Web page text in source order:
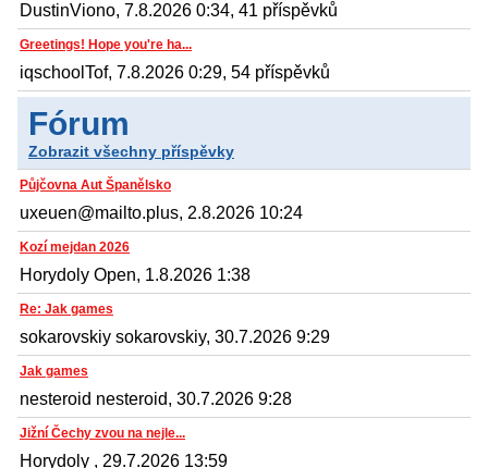
DustinViono, 7.8.2026 0:34, 41 příspěvků
Greetings! Hope you're ha...
iqschoolTof, 7.8.2026 0:29, 54 příspěvků
Fórum
Zobrazit všechny příspěvky
Půjčovna Aut Španělsko
uxeuen@mailto.plus, 2.8.2026 10:24
Kozí mejdan 2026
Horydoly Open, 1.8.2026 1:38
Re: Jak games
sokarovskiy sokarovskiy, 30.7.2026 9:29
Jak games
nesteroid nesteroid, 30.7.2026 9:28
Jižní Čechy zvou na nejle...
Horydoly , 29.7.2026 13:59